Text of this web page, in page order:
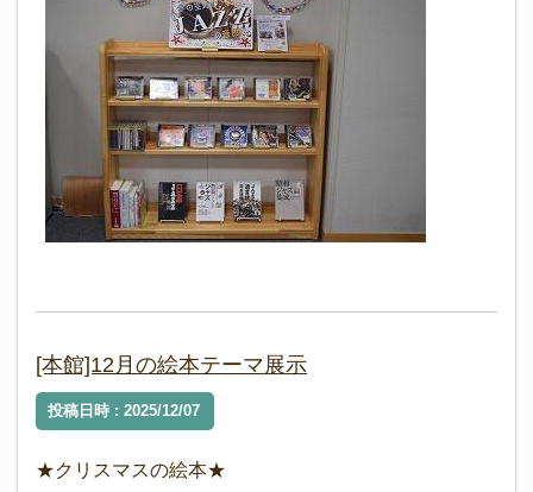
[本館]12月の絵本テーマ展示
投稿日時 : 2025/12/07
★クリスマスの絵本★